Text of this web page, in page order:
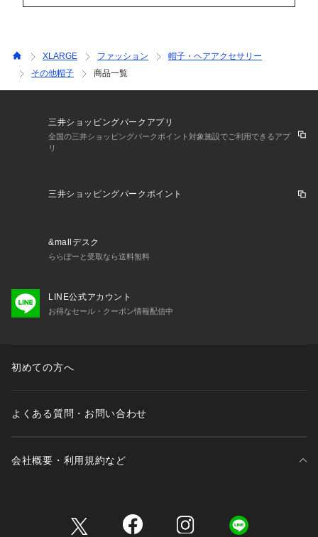
XLARGE ファッション
帽子・ヘアアクセサリー
その他帽子
商品一覧
三井ショッピングパークアプリ
全国の三井ショッピングパークポイント対象施設でご利用できるアプ
リ
三井ショッピングパークポイント
&mallデスク
ららぽーと受取なら送料無料
LINE公式アカウント
お得なセール・クーポン情報配信中
初めての方へ
よくある質問・お問い合わせ
会社概要・利用規約など